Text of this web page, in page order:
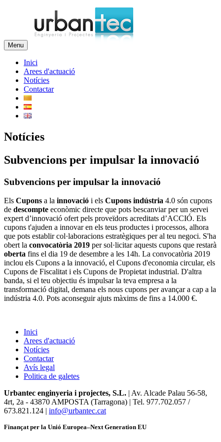
Menu
Inici
Arees d'actuació
Notícies
Contactar
Notícies
Subvencions per impulsar la innovació
Subvencions per impulsar la innovació
Els Cupons a la innovació i els Cupons indústria 4.0 són cupons
de descompte econòmic directe que pots bescanviar per un servei
expert d’innovació ofert pels proveïdors acreditats d’ACCIÓ. Els
cupons t'ajuden a innovar en els teus productes i processos, alhora
que pots establir col·laboracions estratègiques per al teu negoci. S'ha
obert la convocatòria 2019 per sol·licitar aquests cupons que restarà
oberta fins el dia 19 de desembre a les 14h. La convocatòria 2019
inclou els Cupons a la innovació, el Cupons d'economia circular, els
Cupons de Fiscalitat i els Cupons de Propietat industrial. D'altra
banda, si el teu objectiu és impulsar la teva empresa a la
transformació digital, demana els nous cupons per avançar a cap a la
indústria 4.0. Pots aconseguir ajuts màxims de fins a 14.000 €.
Inici
Arees d'actuació
Notícies
Contactar
Avís legal
Politica de galetes
Urbantec enginyeria i projectes, S.L. | Av. Alcade Palau 56-58,
4rt, 2a - 43870 AMPOSTA (Tarragona) | Tel. 977.702.057 /
673.821.124 | info@urbantec.cat
Finançat per la Unió Europea–Next Generation EU